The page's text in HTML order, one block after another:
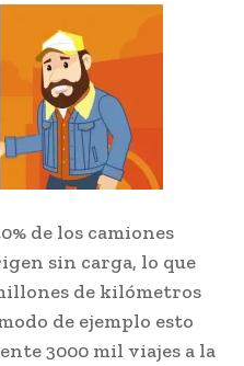
de los camiones
sin carga, lo que
de kilómetros
de ejemplo esto
3000 mil viajes a la